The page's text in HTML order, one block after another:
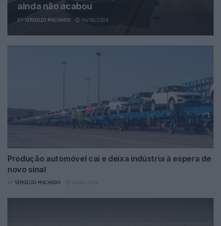
ainda não acabou
BY VIRGILIO MACHADO 06/08/2026
Produção automóvel cai e deixa indústria à espera de
novo sinal
VIRGILIO MACHADO